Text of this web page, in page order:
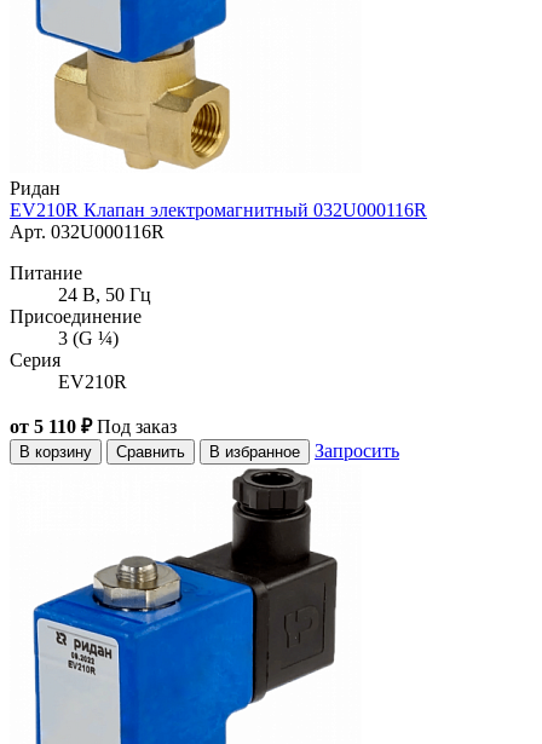
Ридан
EV210R Клапан электромагнитный 032U000116R
Арт. 032U000116R
Питание
24 В, 50 Гц
Присоединение
3 (G ¼)
Серия
EV210R
от 5 110 ₽ Под заказ
В корзину Сравнить В избранное Запросить